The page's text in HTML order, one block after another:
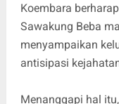
Koembara
Sawakung Beba
menyampaikan
antisipasi
Menanggapi hal